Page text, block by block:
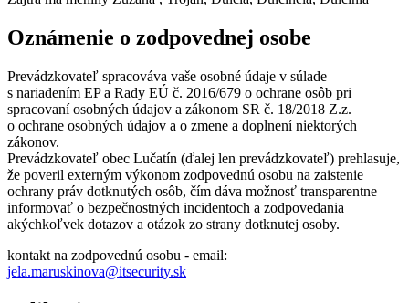
Oznámenie o zodpovednej osobe
Prevádzkovateľ spracováva vaše osobné údaje v súlade
s nariadením EP a Rady EÚ č. 2016/679 o ochrane osôb pri
spracovaní osobných údajov a zákonom SR č. 18/2018 Z.z.
o ochrane osobných údajov a o zmene a doplnení niektorých
zákonov.
Prevádzkovateľ obec Lučatín (ďalej len prevádzkovateľ) prehlasuje,
že poveril externým výkonom zodpovednú osobu na zaistenie
ochrany práv dotknutých osôb, čím dáva možnosť transparentne
informovať o bezpečnostných incidentoch a zodpovedania
akýchkoľvek dotazov a otázok zo strany dotknutej osoby.
kontakt na zodpovednú osobu - email:
jela.maruskinova@itsecurity.sk